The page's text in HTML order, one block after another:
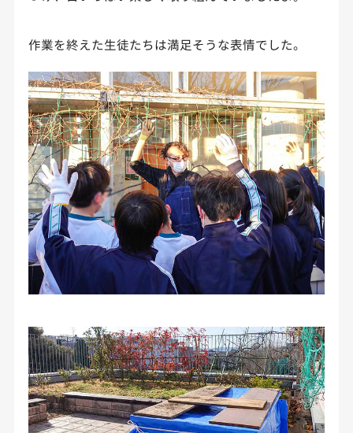
作業を終えた生徒たちは満足そうな表情でした。